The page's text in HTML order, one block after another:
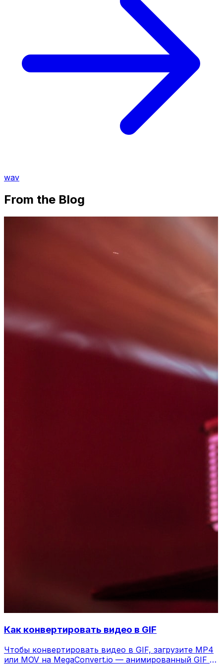
wav
From the Blog
Как конвертировать видео в GIF
Чтобы конвертировать видео в GIF, загрузите MP4
или MOV на MegaConvert.io — анимированный GIF за